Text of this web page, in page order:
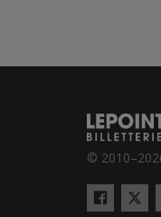
©
Twitter